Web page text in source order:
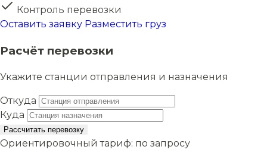
Контроль перевозки
Оставить заявку Разместить груз
Расчёт перевозки
Укажите станции отправления и назначения
Откуда
Куда
Рассчитать перевозку
Ориентировочный тариф: по запросу